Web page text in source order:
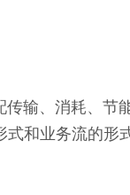
输、消耗、节
和业务流的形